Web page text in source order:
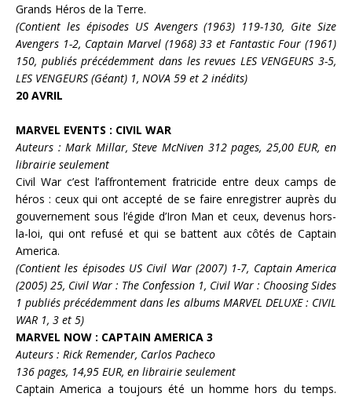
Grands Héros de la Terre.
(Contient les épisodes US Avengers (1963) 119-130, Gite Size
Avengers 1-2, Captain Marvel (1968) 33 et Fantastic Four (1961)
150, publiés précédemment dans les revues LES VENGEURS 3-5,
LES VENGEURS (Géant) 1, NOVA 59 et 2 inédits)
20 AVRIL
MARVEL EVENTS : CIVIL WAR
Auteurs : Mark Millar, Steve McNiven 312 pages, 25,00 EUR, en
librairie seulement
Civil War c’est l’affrontement fratricide entre deux camps de
héros : ceux qui ont accepté de se faire enregistrer auprès du
gouvernement sous l’égide d’Iron Man et ceux, devenus hors-
la-loi, qui ont refusé et qui se battent aux côtés de Captain
America.
(Contient les épisodes US Civil War (2007) 1-7, Captain America
(2005) 25, Civil War : The Confession 1, Civil War : Choosing Sides
1 publiés précédemment dans les albums MARVEL DELUXE : CIVIL
WAR 1, 3 et 5)
MARVEL NOW : CAPTAIN AMERICA 3
Auteurs : Rick Remender, Carlos Pacheco
136 pages, 14,95 EUR, en librairie seulement
Captain America a toujours été un homme hors du temps.